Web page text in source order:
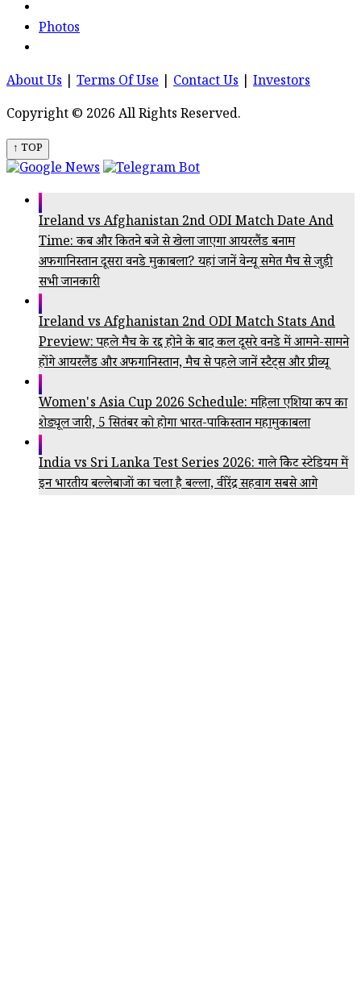
Photos
About Us Terms Of Use Contact Us
Investors
Copyright © 2026 All Rights Reserved.
↑ TOP
Ireland vs Afghanistan 2nd ODI Match Date And
Time: कब और कितने बजे से खेला जाएगा आयरलैंड बनाम
अफगानिस्तान दूसरा वनडे मुकाबला? यहां जानें वेन्यू समेत मैच से जुड़ी
सभी जानकारी
Ireland vs Afghanistan 2nd ODI Match Stats And
Preview: पहले मैच के रद्द होने के बाद कल दूसरे वनडे में आमने-सामने
होंगे आयरलैंड और अफगानिस्तान, मैच से पहले जानें स्टैट्स और प्रीव्यू
Women's Asia Cup 2026 Schedule: महिला एशिया कप का
शेड्यूल जारी, 5 सितंबर को होगा भारत-पाकिस्तान महामुकाबला
India vs Sri Lanka Test Series 2026: गाले क्रिकेट स्टेडियम में
इन भारतीय बल्लेबाजों का चला है बल्ला, वीरेंद्र सहवाग सबसे आगे